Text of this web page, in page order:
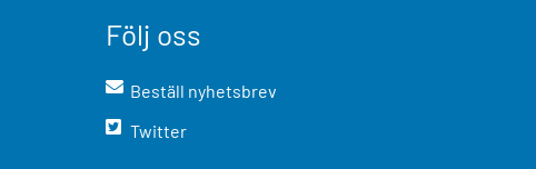
Följ oss
Beställ nyhetsbrev
Twitter